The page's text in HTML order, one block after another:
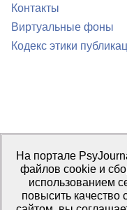
Контакты
Виртуальные фоны
Кодекс этики
Портал психологических
Правила использования
Свидетельство
2016 г.
На портале
файлов cookie и
использованием
повысить качество